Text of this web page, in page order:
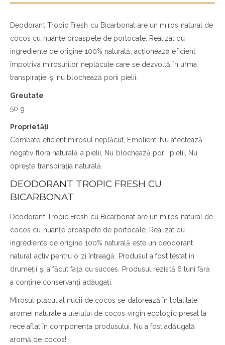
Deodorant Tropic Fresh cu Bicarbonat are un miros natural de
cocos cu nuanțe proaspete de portocale. Realizat cu
ingrediente de origine 100% naturală, acționează eficient
împotriva mirosurilor neplăcute care se dezvoltă în urma
transpirației și nu blochează porii pielii.
Greutate
50 g
Proprietăți
Combate eficient mirosul neplăcut, Emolient, Nu afectează
negativ flora naturală a pielii, Nu blochează porii pielii, Nu
oprește transpirația naturală.
DEODORANT TROPIC FRESH CU
BICARBONAT
Deodorant Tropic Fresh cu Bicarbonat are un miros natural de
cocos cu nuanțe proaspete de portocale. Realizat cu
ingrediente de origine 100% naturală este un deodorant
natural activ pentru o zi întreagă. Produsul a fost testat în
drumeții și a făcut față cu succes. Produsul rezistă 6 luni fără
a conține conservanți adăugați.
Mirosul plăcut al nucii de cocos se datorează în totalitate
aromei naturale a uleiului de cocos virgin ecologic presat la
rece aflat în componența produsului. Nu a fost adăugată
aromă de cocos!